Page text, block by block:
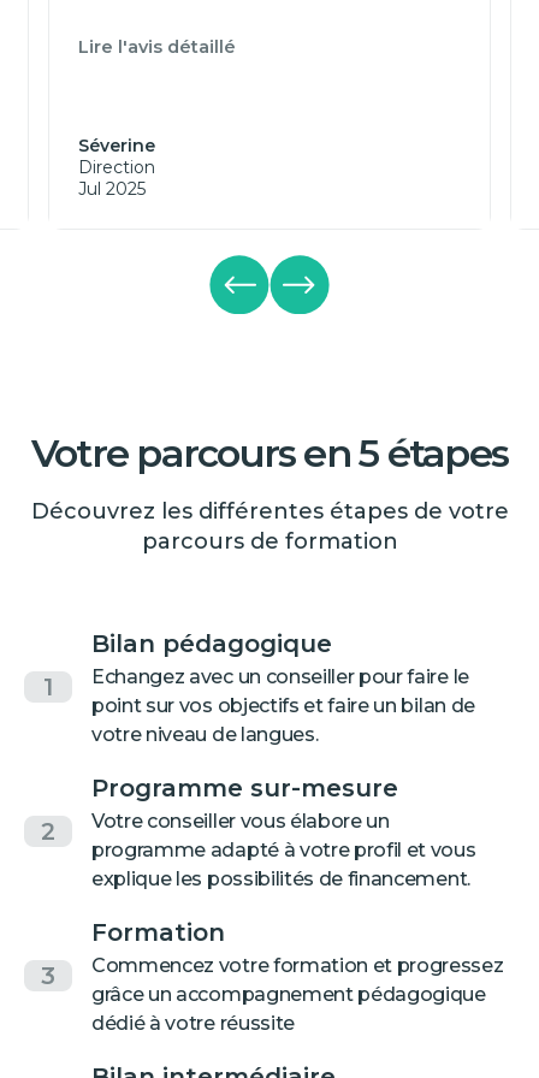
Lire l'avis détaillé
Séverine
Direction
Jul 2025
Votre parcours en 5 étapes
Découvrez les différentes étapes de votre
parcours de formation
1
Bilan pédagogique
Echangez avec un conseiller pour faire le
point sur vos objectifs et faire un bilan de
votre niveau de langues.
2
Programme sur-mesure
Votre conseiller vous élabore un
programme adapté à votre profil et vous
explique les possibilités de financement.
3
Formation
Commencez votre formation et progressez
grâce un accompagnement pédagogique
dédié à votre réussite